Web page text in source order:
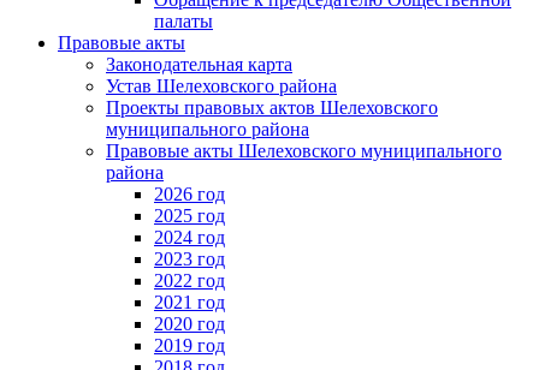
палаты
Правовые акты
Законодательная карта
Устав Шелеховского района
Проекты правовых актов Шелеховского
муниципального района
Правовые акты Шелеховского муниципального
района
2026 год
2025 год
2024 год
2023 год
2022 год
2021 год
2020 год
2019 год